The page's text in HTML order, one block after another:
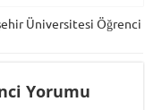
Üniversitesi Öğrenci
Yorumu